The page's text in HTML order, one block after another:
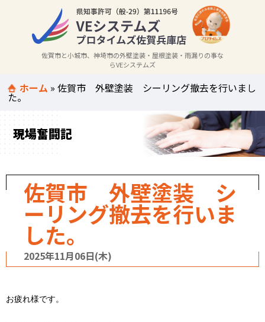
佐賀市と小城市、神埼市の外壁塗装・屋根塗装・雨漏りの事な
らVEシステムズ
ホーム »佐賀市 外壁塗装 シーリング撤去を行いまし
た。
現場奮闘記
佐賀市 外壁塗装 シ
ーリング撤去を行いま
した。
2025年11月06日(木)
お疲れ様です。